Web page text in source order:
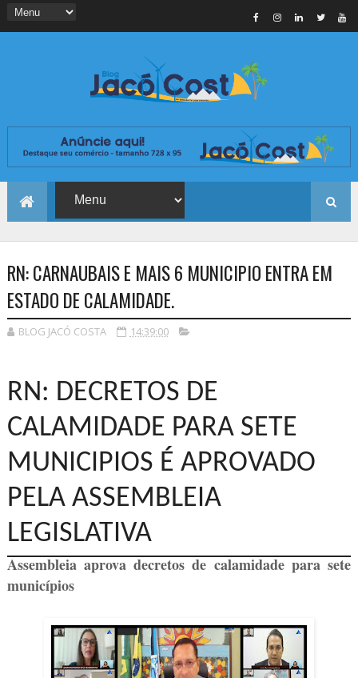
RN: CARNAUBAIS E MAIS 6 MUNICIPIO ENTRA EM
ESTADO DE CALAMIDADE.
BLOG JACÓ COSTA 14:39:00
RN: DECRETOS DE
CALAMIDADE PARA SETE
MUNICIPIOS É APROVADO
PELA ASSEMBLEIA
LEGISLATIVA
Assembleia aprova decretos de calamidade para sete
municípios